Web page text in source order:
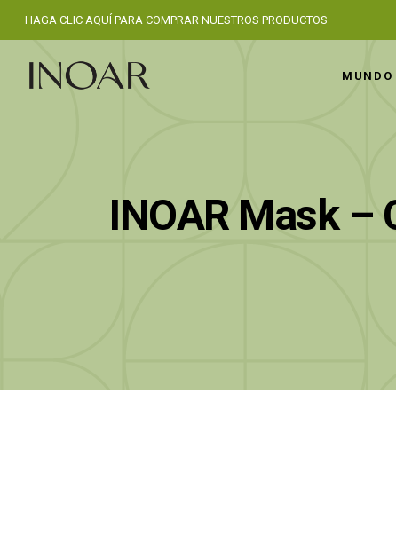
HAGA CLIC AQUÍ PARA COMPRAR NUESTROS PRODUCTOS
MUNDO
INOAR Mask –